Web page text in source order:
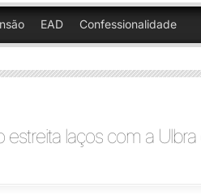
EAD Confessionalidade
estreita laços com a